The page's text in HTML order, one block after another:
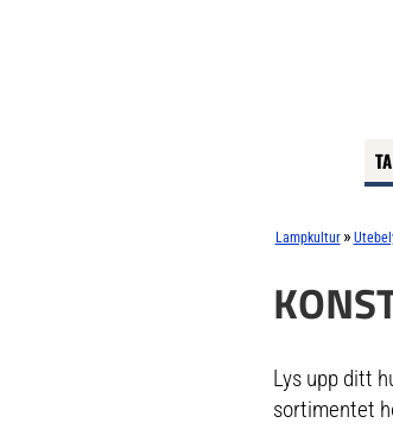
Lampkultur »
Lys upp ditt
sortimentet